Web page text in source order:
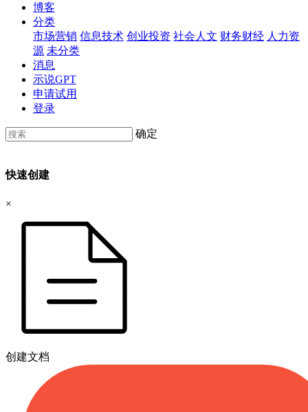
博客
分类
市场营销 信息技术 创业投资 社会人文 财务财经 人力资
源 未分类
消息
示说GPT
申请试用
登录
确定
快速创建
×
创建文档